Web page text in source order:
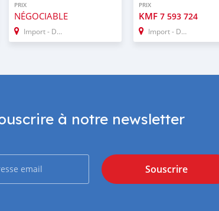
PRIX
NÉGOCIABLE
Import - Dubai
PRIX
KMF 7 593 724
Import - Dubai
à notre newsletter
Souscrire